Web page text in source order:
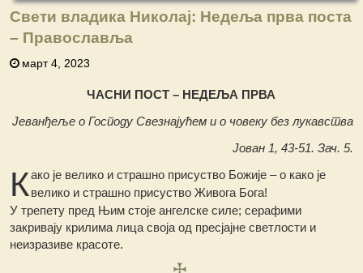
Свети владика Николај: Недеља прва поста
– Православља
март 4, 2023
ЧАСНИ ПОСТ – НЕДЕЉА ПРВА
Јеванђеље о Господу Свезнајућем и о човеку без лукавства
Јован 1, 43-51. Зач. 5.
Како је велико и страшно присуство Божије – о како је
велико и страшно присуство Живога Бога!
У трепету пред Њим стоје ангелске силе; серафими
закривају крилима лица своја од пресјајне светлости и
неизразиве красоте.